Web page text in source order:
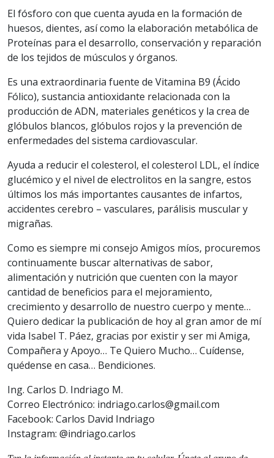
El fósforo con que cuenta ayuda en la formación de
huesos, dientes, así como la elaboración metabólica de
Proteínas para el desarrollo, conservación y reparación
de los tejidos de músculos y órganos.
Es una extraordinaria fuente de Vitamina B9 (Ácido
Fólico), sustancia antioxidante relacionada con la
producción de ADN, materiales genéticos y la crea de
glóbulos blancos, glóbulos rojos y la prevención de
enfermedades del sistema cardiovascular.
Ayuda a reducir el colesterol, el colesterol LDL, el índice
glucémico y el nivel de electrolitos en la sangre, estos
últimos los más importantes causantes de infartos,
accidentes cerebro – vasculares, parálisis muscular y
migrañas.
Como es siempre mi consejo Amigos míos, procuremos
continuamente buscar alternativas de sabor,
alimentación y nutrición que cuenten con la mayor
cantidad de beneficios para el mejoramiento,
crecimiento y desarrollo de nuestro cuerpo y mente…
Quiero dedicar la publicación de hoy al gran amor de mí
vida Isabel T. Páez, gracias por existir y ser mi Amiga,
Compañera y Apoyo… Te Quiero Mucho… Cuídense,
quédense en casa… Bendiciones.
Ing. Carlos D. Indriago M.
Correo Electrónico: indriago.carlos@gmail.com
Facebook: Carlos David Indriago
Instagram: @indriago.carlos